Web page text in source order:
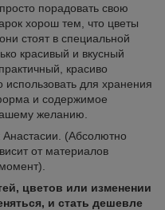
порадовать свою
хорош тем, что цветы
стоят в специальной
красивый и вкусный
красиво
для хранения
и содержимое
желанию.
(Абсолютно
от материалов
цветов или изменении
и стать дешевле